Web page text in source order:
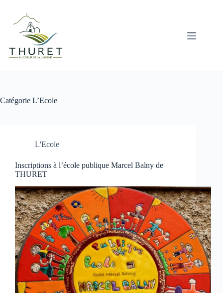
contenu
Catégorie L’Ecole
L'Ecole
Inscriptions à l’école publique Marcel Balny de
THURET